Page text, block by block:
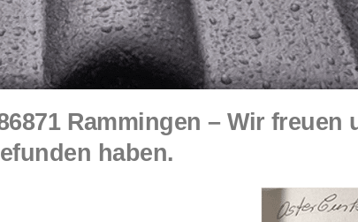
Rammingen – Wir freuen
haben.